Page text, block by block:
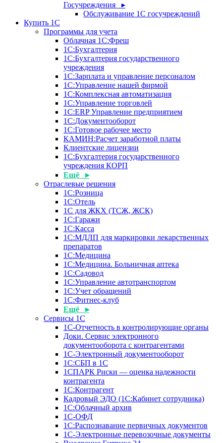
Госучреждения ▸
Обслуживание 1С госучреждений
Купить 1С
Программы для учета
Облачная 1С:Фреш
1С:Бухгалтерия
1С:Бухгалтерия государственного
учреждения
1С:Зарплата и управление персоналом
1С:Управление нашей фирмой
1С:Комплексная автоматизация
1С:Управление торговлей
1С:ERP Управление предприятием
1С:Документооборот
1C:Готовое рабочее место
КАМИН:Расчет заработной платы
Клиентские лицензии
1С:Бухгалтерия государственного
учреждения КОРП
Ещё ▸
Отраслевые решения
1С:Розница
1С:Отель
1С для ЖКХ (ТСЖ, ЖСК)
1С:Гаражи
1С:Касса
1С:МДЛП для маркировки лекарственных
препаратов
1С:Медицина
1С:Медицина. Больничная аптека
1С:Садовод
1С:Управление автотранспортом
1С:Учет обращений
1С:Фитнес-клуб
Ещё ▸
Сервисы 1С
1С-Отчетность в контролирующие органы
Доки. Сервис электронного
документооборота с контрагентами
1С-Электронный документооборот
1С:СБП в 1С
1СПАРК Риски — оценка надежности
контрагента
1С:Контрагент
Кадровый ЭДО (1С:Кабинет сотрудника)
1С:Облачный архив
1С-ОФД
1С:Распознавание первичных документов
1С-Электронные перевозочные документы